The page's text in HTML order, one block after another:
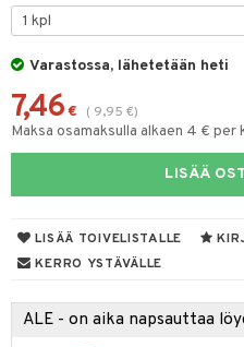
Varastossa, lähetetään heti
7,46 € ( 9,95 €)
Maksa osamaksulla alkaen 4 € per
LISÄÄ
LISÄÄ TOIVELISTALLE
KERRO YSTÄVÄLLE
ALE - on aika napsauttaa
poisto
& Highlighter
de cologne
de toilette